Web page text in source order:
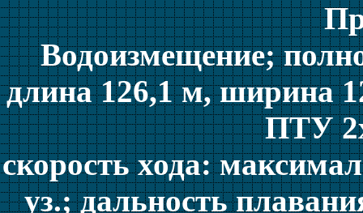
Водоизмещение;
длина 126,1 м, ширина
ПТУ
скорость хода:
уз.; дальность